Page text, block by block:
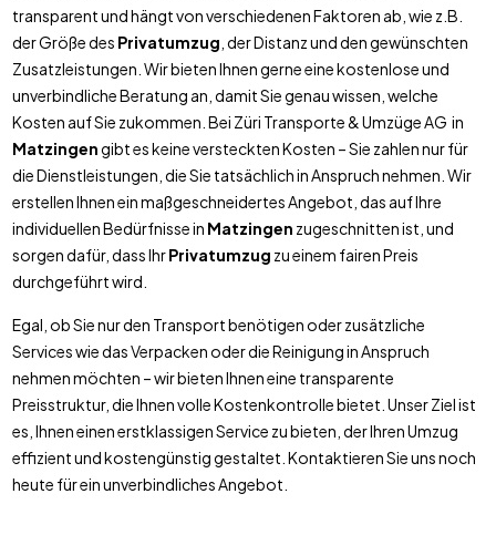
transparent und hängt von verschiedenen Faktoren ab, wie z.B.
der Größe des Privatumzug , der Distanz und den gewünschten
Zusatzleistungen. Wir bieten Ihnen gerne eine kostenlose und
unverbindliche Beratung an, damit Sie genau wissen, welche
Kosten auf Sie zukommen. Bei Züri Transporte & Umzüge AG in
Matzingengibt es keine versteckten Kosten – Sie zahlen nur für
die Dienstleistungen, die Sie tatsächlich in Anspruch nehmen. Wir
erstellen Ihnen ein maßgeschneidertes Angebot, das auf Ihre
individuellen Bedürfnisse in Matzingen zugeschnitten ist, und
sorgen dafür, dass IhrPrivatumzug zu einem fairen Preis
durchgeführt wird.
Egal, ob Sie nur den Transport benötigen oder zusätzliche
Services wie das Verpacken oder die Reinigung in Anspruch
nehmen möchten – wir bieten Ihnen eine transparente
Preisstruktur, die Ihnen volle Kostenkontrolle bietet. Unser Ziel ist
es, Ihnen einen erstklassigen Service zu bieten, der Ihren Umzug
effizient und kostengünstig gestaltet. Kontaktieren Sie uns noch
heute für ein unverbindliches Angebot.